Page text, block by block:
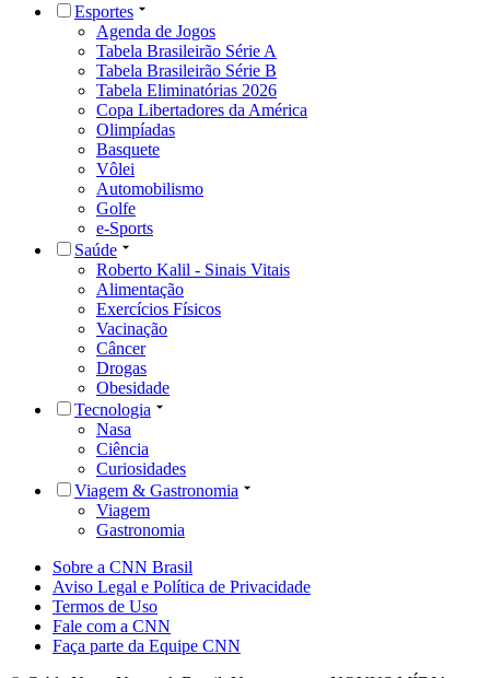
Esportes
Agenda de Jogos
Tabela Brasileirão Série A
Tabela Brasileirão Série B
Tabela Eliminatórias 2026
Copa Libertadores da América
Olimpíadas
Basquete
Vôlei
Automobilismo
Golfe
e-Sports
Saúde
Roberto Kalil - Sinais Vitais
Alimentação
Exercícios Físicos
Vacinação
Câncer
Drogas
Obesidade
Tecnologia
Nasa
Ciência
Curiosidades
Viagem & Gastronomia
Viagem
Gastronomia
Sobre a CNN Brasil
Aviso Legal e Política de Privacidade
Termos de Uso
Fale com a CNN
Faça parte da Equipe CNN